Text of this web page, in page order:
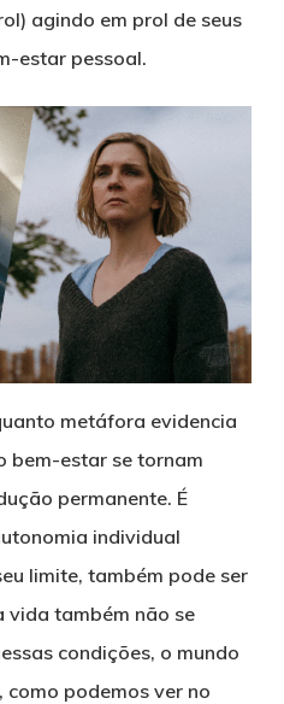
agindo em prol de seus
estar pessoal.
metáfora evidencia
bem-estar se tornam
permanente. É
individual
limite, também pode ser
vida também não se
condições, o mundo
como podemos ver no